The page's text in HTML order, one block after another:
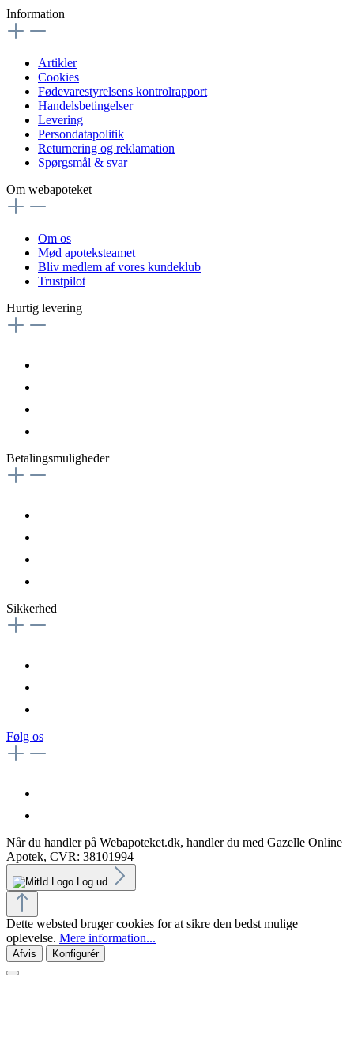
Information
Artikler
Cookies
Fødevarestyrelsens kontrolrapport
Handelsbetingelser
Levering
Persondatapolitik
Returnering og reklamation
Spørgsmål & svar
Om webapoteket
Om os
Mød apoteksteamet
Bliv medlem af vores kundeklub
Trustpilot
Hurtig levering
Betalingsmuligheder
Sikkerhed
Følg os
Når du handler på Webapoteket.dk, handler du med Gazelle Online
Apotek, CVR: 38101994
Log ud
Dette websted bruger cookies for at sikre den bedst mulige
oplevelse. Mere information...
Afvis Konfigurér